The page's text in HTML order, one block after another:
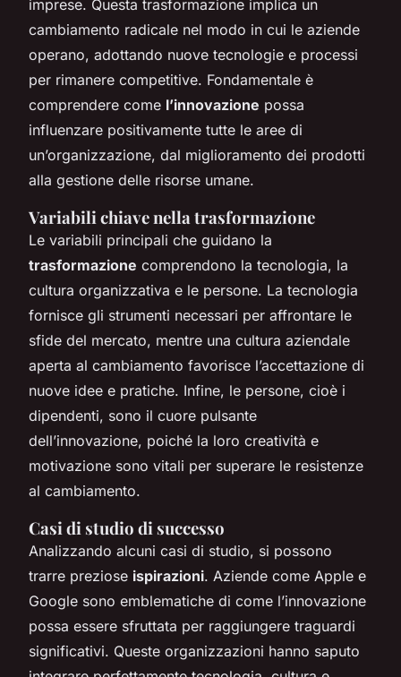
imprese. Questa trasformazione implica un
cambiamento radicale nel modo in cui le aziende
operano, adottando nuove tecnologie e processi
per rimanere competitive. Fondamentale è
comprendere come l’innovazione possa
influenzare positivamente tutte le aree di
un’organizzazione, dal miglioramento dei prodotti
alla gestione delle risorse umane.
Variabili chiave nella trasformazione
Le variabili principali che guidano la
trasformazione comprendono la tecnologia, la
cultura organizzativa e le persone. La tecnologia
fornisce gli strumenti necessari per affrontare le
sfide del mercato, mentre una cultura aziendale
aperta al cambiamento favorisce l’accettazione di
nuove idee e pratiche. Infine, le persone, cioè i
dipendenti, sono il cuore pulsante
dell’innovazione, poiché la loro creatività e
motivazione sono vitali per superare le resistenze
al cambiamento.
Casi di studio di successo
Analizzando alcuni casi di studio, si possono
trarre preziose ispirazioni. Aziende come Apple e
Google sono emblematiche di come l’innovazione
possa essere sfruttata per raggiungere traguardi
significativi. Queste organizzazioni hanno saputo